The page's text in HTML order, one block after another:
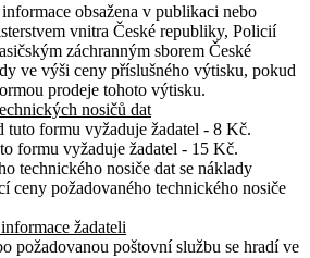
obsažena v publikaci nebo
vnitra České republiky, Policií
záchranným sborem České
ve výši ceny příslušného výtisku, pokud
prodeje tohoto výtisku.
nosičů dat
tuto formu vyžaduje žadatel - 8 Kč.
formu vyžaduje žadatel - 15 Kč.
technického nosiče dat se náklady
ceny požadovaného technického nosiče
žadateli
požadovanou poštovní službu se hradí ve